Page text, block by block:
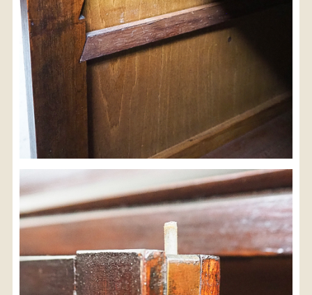
検索
人気の検索キーワード
松本民芸 水屋箪笥 小長火鉢